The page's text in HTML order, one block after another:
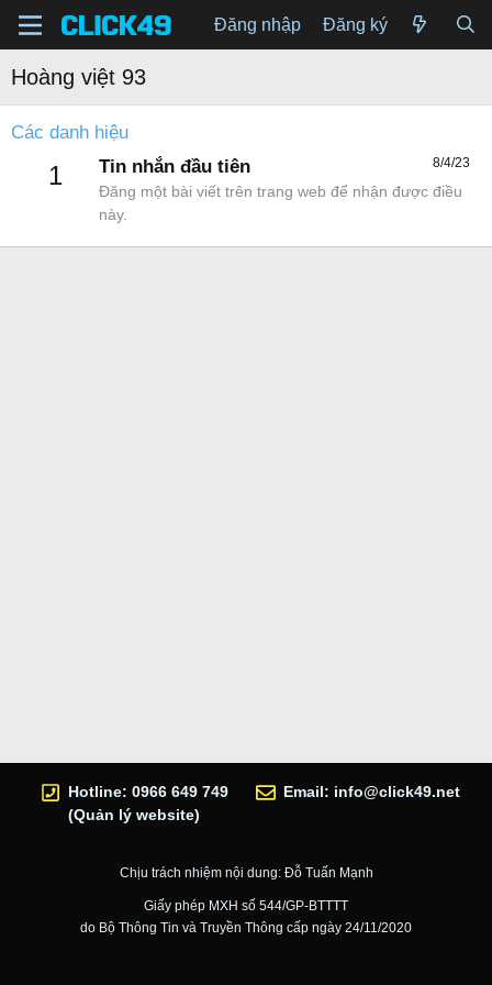
Đăng nhập Đăng ký
Hoàng việt 93
Các danh hiệu
1 8/4/23
Tin nhắn đầu tiên
Đăng một bài viết trên trang web để nhận được điều
này.
Hotline: 0966 649 749
(Quản lý website)
Email: info@click49.net
Chịu trách nhiệm nội dung: Đỗ Tuấn Mạnh
Giấy phép MXH số 544/GP-BTTTT
do Bộ Thông Tin và Truyền Thông cấp ngày 24/11/2020